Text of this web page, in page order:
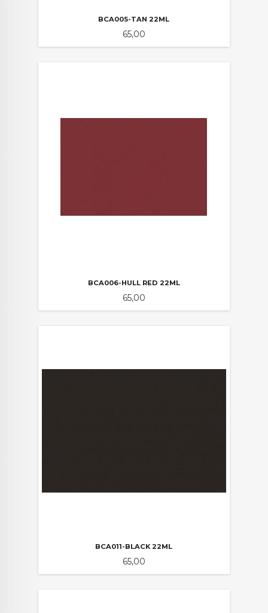
BCA005-TAN 22ML
Pris
65,00
BCA006-HULL RED 22ML
Pris
65,00
BCA011-BLACK 22ML
Pris
65,00